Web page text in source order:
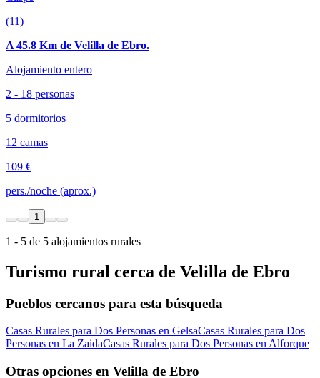
(11)
A 45.8 Km de Velilla de Ebro.
Alojamiento entero
2 - 18 personas
5 dormitorios
12 camas
109 €
pers./noche (aprox.)
1
1 - 5 de 5 alojamientos rurales
Turismo rural cerca de Velilla de Ebro
Pueblos cercanos para esta búsqueda
Casas Rurales para Dos Personas en GelsaCasas Rurales para Dos
Personas en La ZaidaCasas Rurales para Dos Personas en Alforque
Otras opciones en Velilla de Ebro